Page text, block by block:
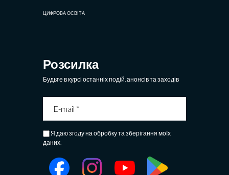
ЦИФРОВА ОСВІТА
Розсилка
Будьте в курсі останніх подій, анонсів та заходів
Я даю згоду на обробку та зберігання моїх
даних.